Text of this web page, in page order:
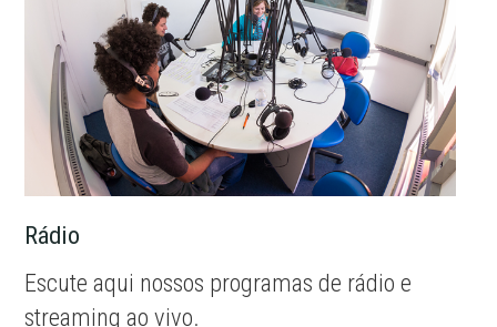
Rádio
Escute aqui nossos programas de rádio e
streaming ao vivo.